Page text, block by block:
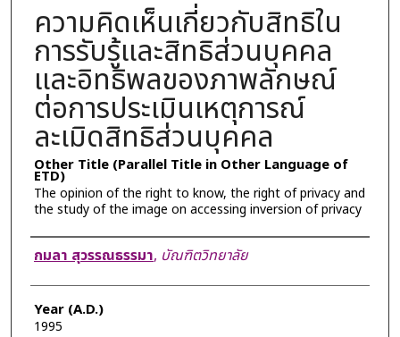
ความคิดเห็นเกี่ยวกับสิทธิใน
การรับรู้และสิทธิส่วนบุคคล
และอิทธิพลของภาพลักษณ์
ต่อการประเมินเหตุการณ์
ละเมิดสิทธิส่วนบุคคล
Other Title (Parallel Title in Other Language of
ETD)
The opinion of the right to know, the right of privacy and
the study of the image on accessing inversion of privacy
Author
กมลา สุวรรณธรรมา, บัณฑิตวิทยาลัย
Year (A.D.)
1995